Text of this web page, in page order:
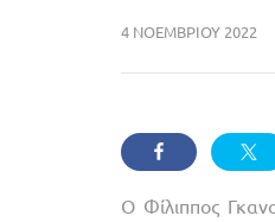
4 ΝΟΕΜΒΡΊΟΥ 2022
Ο Φίλιππος